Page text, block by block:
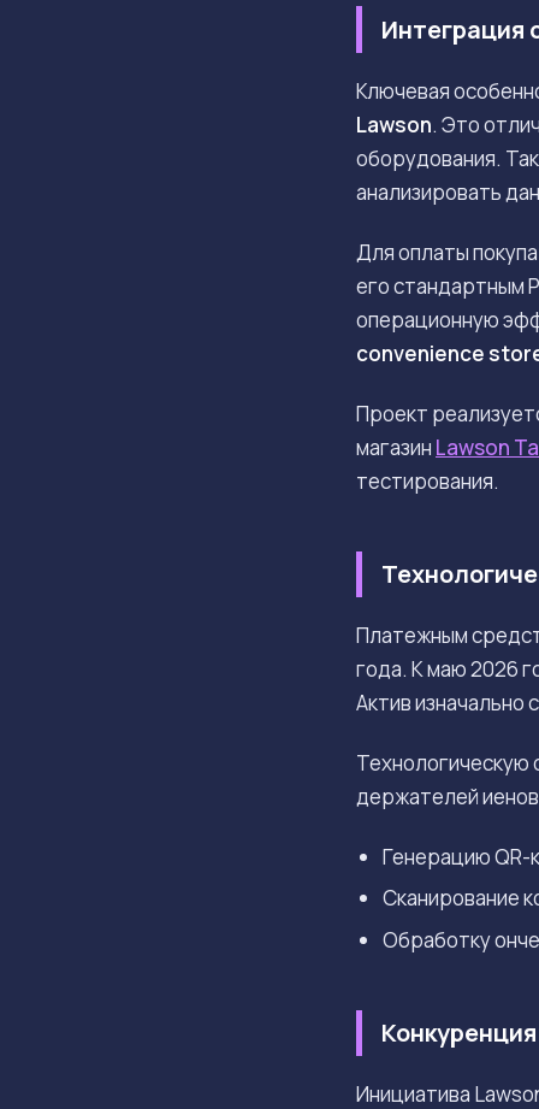
Интеграция
Ключевая
Lawson. Это
оборудования.
анализировать
Для оплаты
его стандартным
операционную
convenience
Проект
магазин Lawson
тестирования.
Платежным
года. К маю 2026
Актив изначально
Технологическую
держателей
Генерацию QR-
Сканирование
Обработку
Инициатива